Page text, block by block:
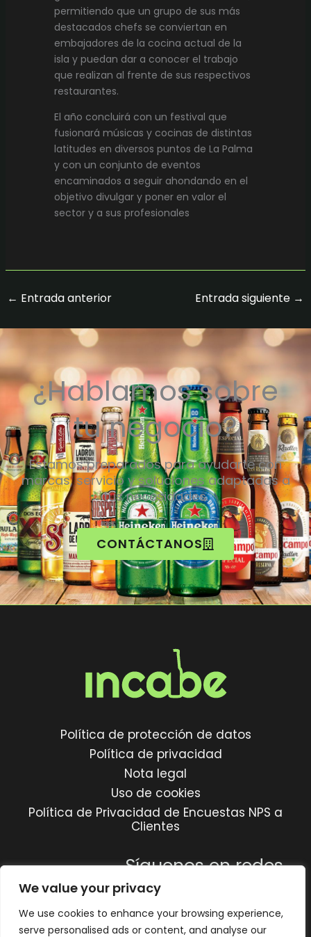
We value your privacy
We use cookies to enhance your browsing experience,
serve personalised ads or content, and analyse our
permitiendo que un grupo de sus más
destacados chefs se conviertan en
embajadores de la cocina actual de la
isla y puedan dar a conocer el trabajo
que realizan al frente de sus respectivos
restaurantes.
El año concluirá con un festival que
fusionará músicas y cocinas de distintas
latitudes en diversos puntos de La Palma
y con un conjunto de eventos
encaminados a seguir ahondando en el
objetivo divulgar y poner en valor el
sector y a sus profesionales
← Entrada anterior Entrada siguiente →
¿Hablamos sobre
tu negocio?
Estamos preparados para ayudarte con
marcas, servicio y soluciones adaptadas a
tus necesidades.
CONTÁCTANOS
Política de protección de datos
Política de privacidad
Nota legal
Uso de cookies
Política de Privacidad de Encuestas NPS a
Clientes
Síguenos en redes